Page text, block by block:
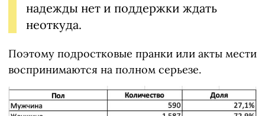
надежды нет и поддержки ждать
неоткуда.
Поэтому подростковые пранки или акты мести
воспринимаются на полном серьезе.